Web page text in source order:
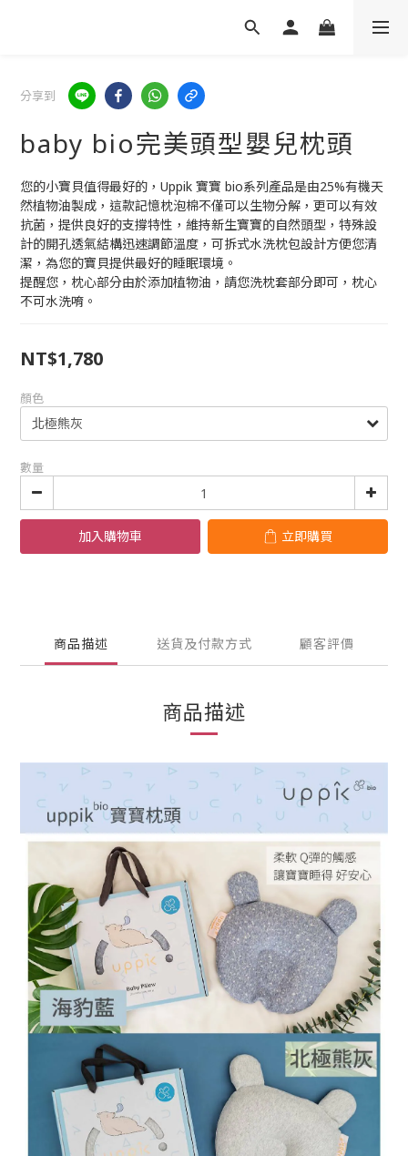
分享到
baby bio完美頭型嬰兒枕頭
您的小寶貝值得最好的，Uppik 寶寶 bio系列產品是由25%有機天
然植物油製成，這款記憶枕泡棉不僅可以生物分解，更可以有效
抗菌，提供良好的支撐特性，維持新生寶寶的自然頭型，特殊設
計的開孔透氣結構迅速調節溫度，可拆式水洗枕包設計方便您清
潔，為您的寶貝提供最好的睡眠環境。
提醒您，枕心部分由於添加植物油，請您洗枕套部分即可，枕心
不可水洗唷。
NT$1,780
顏色
數量
加入購物車 立即購買
商品描述 送貨及付款方式 顧客評價
商品描述